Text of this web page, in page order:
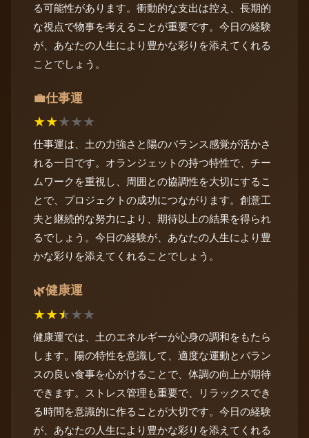
る可能性があります。衝動的な支出は控え、長期的
な視点で物事を考えることが重要です。今日の経験
が、あなたの人生により豊かな彩りを添えてくれる
ことでしょう。
💼仕事運
★★★★★
仕事運は、土の力強さと陽のバランス感覚が活かさ
れる一日です。オランジェットの持つ特性で、チー
ムワークを重視し、周囲との協調性を大切にするこ
とで、プロジェクトの成功につながります。創意工
夫と継続的な努力により、期待以上の結果を得られ
るでしょう。今日の経験が、あなたの人生により豊
かな彩りを添えてくれることでしょう。
🌿健康運
★★★★★
健康運では、土のエネルギーが心身の調和をもたら
します。陽の特性を意識して、適度な運動とバラン
スの良い食事を心がけることで、体調の向上が期待
できます。ストレス管理も重要で、リラックスでき
る時間を意識的に作ることが大切です。今日の経験
が、あなたの人生により豊かな彩りを添えてくれる